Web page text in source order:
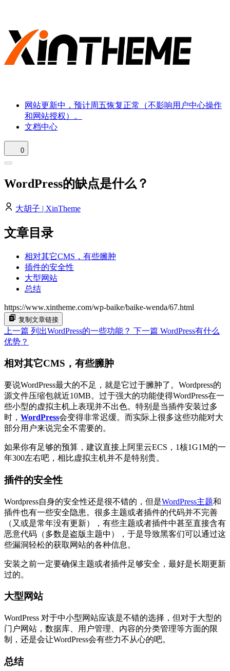
网站更新中，预计周五恢复正常（不影响用户中心操作
和网站授权）。
文档中心
0
WordPress的缺点是什么？
大胡子 | XinTheme
文章目录
相对其它CMS，有些臃肿
插件的安全性
大型网站
总结
https://www.xintheme.com/wp-baike/baike-wenda/67.html
复制文章链接
上一篇 列出WordPress的一些功能？ 下一篇 WordPress有什么
优势？
相对其它CMS，有些臃肿
要说WordPress最大的不足，就是它过于臃肿了。Wordpress的
源文件压缩包就近10MB。过于强大的功能使得WordPress在一
些小型的虚拟主机上表现并不出色。特别是当插件安装过多
时， WordPress会变得非常迟缓。而实际上很多这些功能对大
部分用户来说完全不需要的。
如果你有足够的预算，建议直接上阿里云ECS，1核1G1M的一
年300左右吧，相比虚拟主机并不是特别贵。
插件的安全性
Wordpress自身的安全性还是很不错的，但是WordPress主题和
插件也有一些安全隐患。很多主题或者插件的代码并不完善
（又或是常年没有更新），有些主题或者插件中甚至直接含有
恶意代码（多数是盗版主题中），于是导致黑客们可以通过这
些漏洞轻松的获取网站的各种信息。
安装之前一定要确保主题或者插件足够安全，最好是长期更新
过的。
大型网站
WordPress 对于中小型网站应该是不错的选择，但对于大型的
门户网站，数据库、用户管理、内容的分类管理等方面的限
制，还是会让WordPress会有些力不从心的吧。
总结